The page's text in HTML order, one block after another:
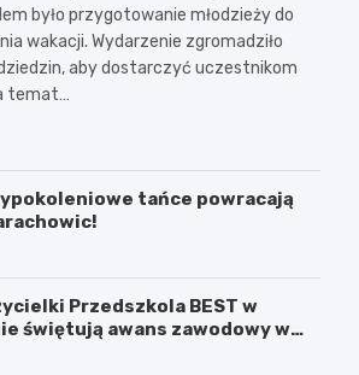
było przygotowanie młodzieży do
wakacji. Wydarzenie zgromadziło
aby dostarczyć uczestnikom
temat…
tańce powracają
Przedszkola BEST w
świętują awans zawodowy w